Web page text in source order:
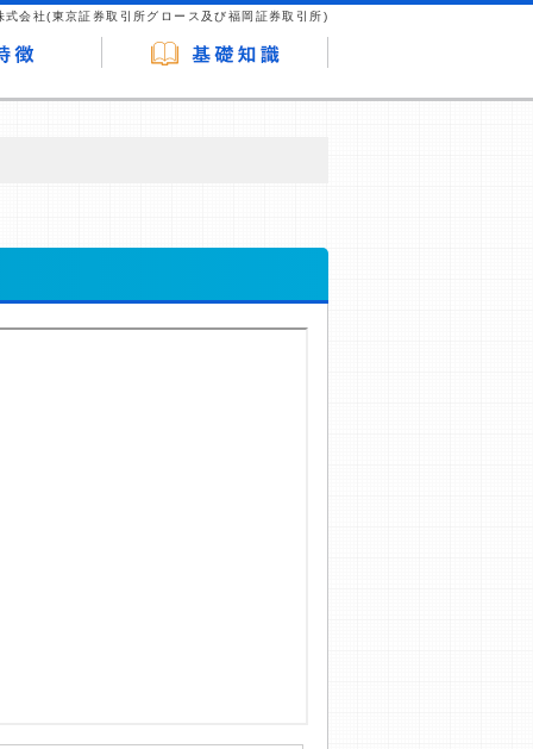
式会社(東京証券取引所グロース及び福岡証券取引所)